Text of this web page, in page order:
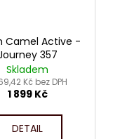
Camel Active -
357
Skladem
Kč bez DPH
1 899 Kč
DETAIL